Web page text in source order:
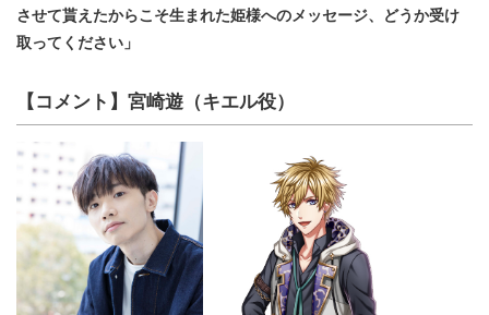
させて貰えたからこそ生まれた姫様へのメッセージ、どうか受け
取ってください」
【コメント】宮崎遊（キエル役）